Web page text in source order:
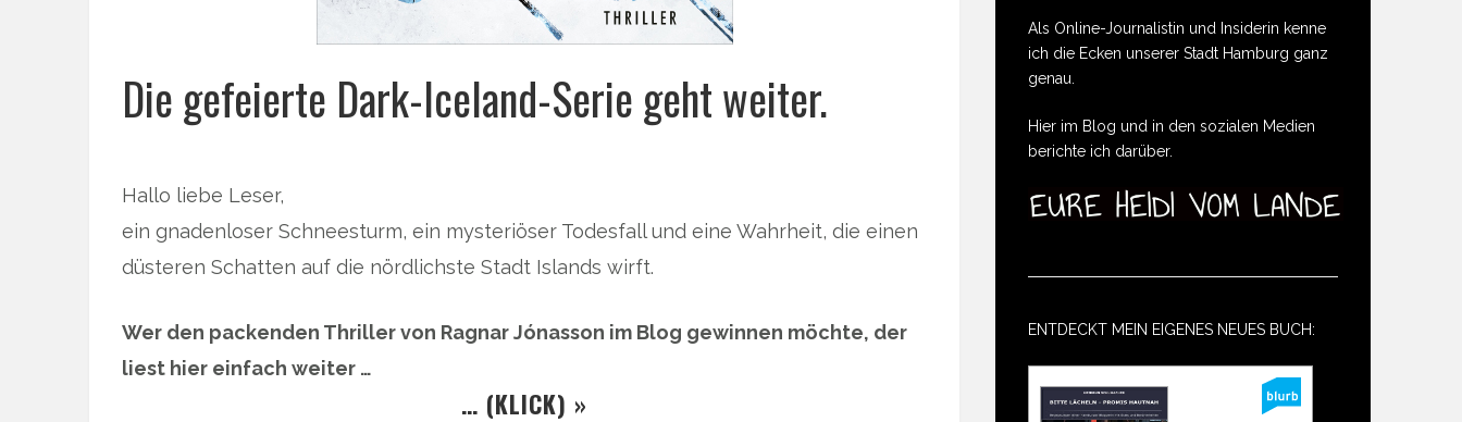
Die gefeierte Dark-Iceland-Serie geht weiter.
Hallo liebe Leser,
ein gnadenloser Schneesturm, ein mysteriöser Todesfall und eine Wahrheit, die einen
düsteren Schatten auf die nördlichste Stadt Islands wirft.
Wer den packenden Thriller von Ragnar Jónasson im Blog gewinnen möchte, der
liest hier einfach weiter …
… (KLICK) »
Als Online-Journalistin und Insiderin kenne
ich die Ecken unserer Stadt Hamburg ganz
genau.
Hier im Blog und in den sozialen Medien
berichte ich darüber.
ENTDECKT MEIN EIGENES NEUES BUCH: